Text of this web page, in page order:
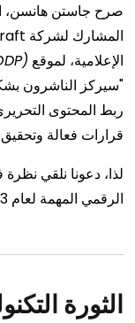
صرح جاستن هانسن،
الإعلامية، لموقع
"سيركز الناشرون
ربط المحتوى
قرارات فعالة وتحقيق
لذا، دعونا نلقي
الرقمي المهمة لعام 2023 وتأثيرها على الصناعة.
الثورة